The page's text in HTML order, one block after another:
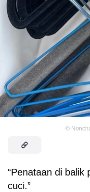
©
“Penataan di balik
cuci.”